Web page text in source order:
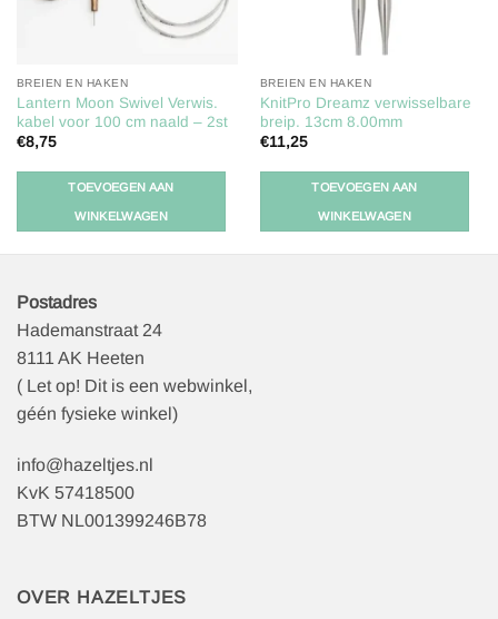
BREIEN EN HAKEN
Lantern Moon Swivel Verwis.
kabel voor 100 cm naald – 2st
€8,75
TOEVOEGEN AAN
WINKELWAGEN
BREIEN EN HAKEN
KnitPro Dreamz verwisselbare
breip. 13cm 8.00mm
€11,25
TOEVOEGEN AAN
WINKELWAGEN
Postadres
Hademanstraat 24
8111 AK Heeten
( Let op! Dit is een webwinkel,
géén fysieke winkel)
info@hazeltjes.nl
KvK 57418500
BTW NL001399246B78
OVER HAZELTJES